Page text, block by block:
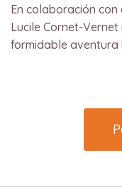
En colaboración
Lucile Cornet-
formidable aventura